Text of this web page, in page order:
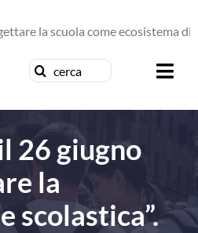
la scuola come ecosistema di
Cerca
26 giugno
la
scolastica”.